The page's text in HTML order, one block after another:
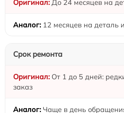
До 24 месяцев на
12 месяцев на деталь
Срок ремонта
От 1 до 5 дней:
заказ
Чаще в день